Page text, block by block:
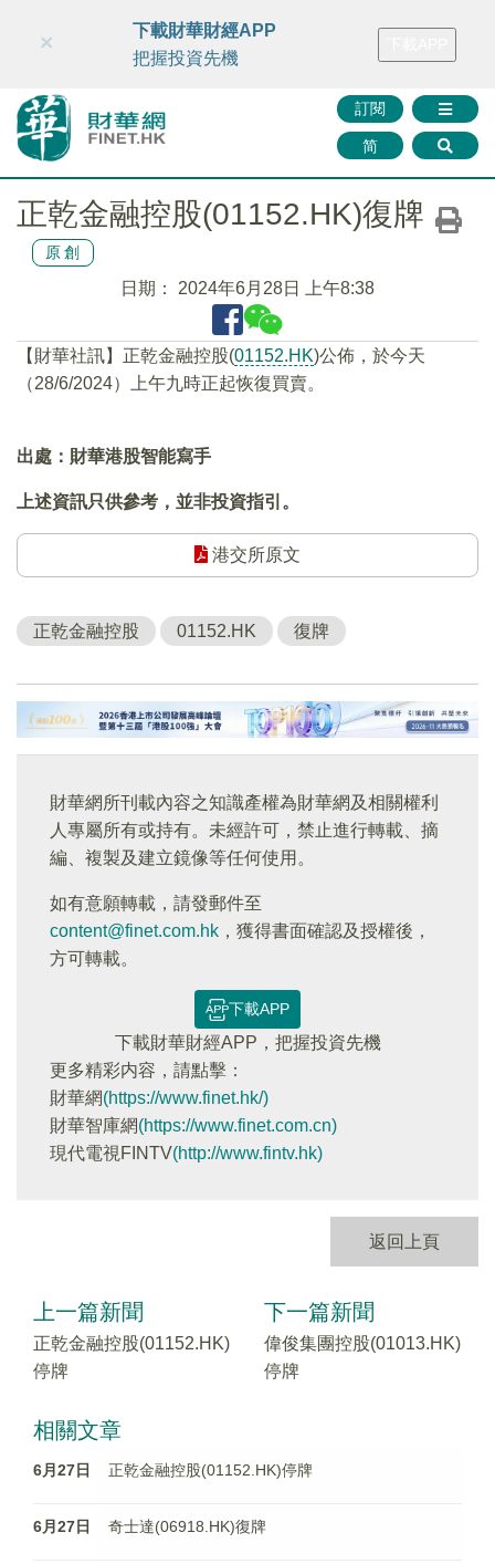
財華智庫網 FINTV FINMETA 財華證券 媒體矩陣
訂閱
简
×
下載財華財經APP
把握投資先機
正乾金融控股(01152.HK)復牌
原創
日期： 2024年6月28日 上午8:38
【財華社訊】正乾金融控股(01152.HK)公佈，於今天
（28/6/2024）上午九時正起恢復買賣。
出處：財華港股智能寫手
上述資訊只供參考，並非投資指引。
港交所原文
正乾金融控股 01152.HK 復牌
財華網所刊載內容之知識產權為財華網及相關權利
人專屬所有或持有。未經許可，禁止進行轉載、摘
編、複製及建立鏡像等任何使用。
如有意願轉載，請發郵件至
content@finet.com.hk ，獲得書面確認及授權後，
方可轉載。
下載APP
下載財華財經APP，把握投資先機
更多精彩内容，請點擊：
財華網(https://www.finet.hk/)
財華智庫網(https://www.finet.com.cn)
現代電視FINTV(http://www.fintv.hk)
返回上頁
上一篇新聞
正乾金融控股(01152.HK)
停牌
下一篇新聞
偉俊集團控股(01013.HK)
停牌
相關文章
6月27日 正乾金融控股(01152.HK)停牌
6月27日 奇士達(06918.HK)復牌